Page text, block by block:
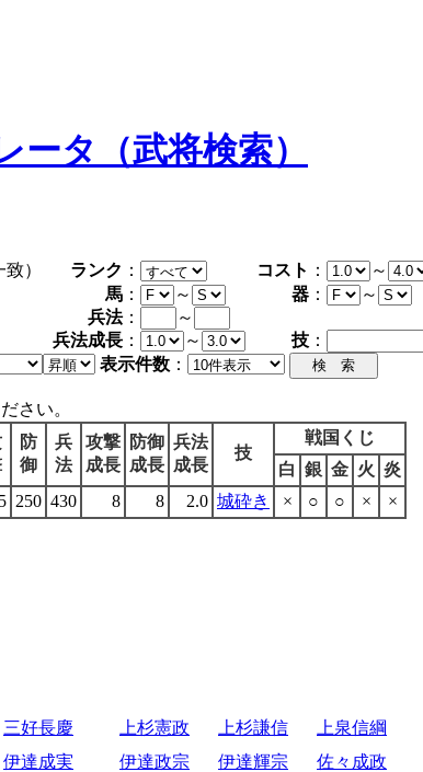
タ（武将検索）
致） ランク ： コスト ： ～
馬 ： ～ 器 ：
～
兵法：
～
兵法成長 ： ～ 技 ：
表示件数 ：
さい。
防
御
兵
法
攻撃
成長
防御
成長
兵法
成長
技
戦国くじ
白 銀 金 火 炎
250 430 8 8 2.0 城砕き × ○ ○ × ×
三好長慶 上杉憲政 上杉謙信 上泉信綱
伊達成実 伊達政宗 伊達輝宗 佐々成政